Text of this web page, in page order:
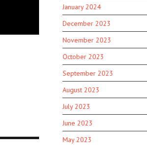
January 2024
December 2023
November 2023
October 2023
September 2023
August 2023
July 2023
June 2023
May 2023